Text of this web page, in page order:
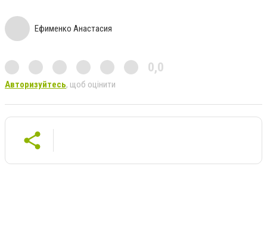
Ефименко Анастасия
0,0
Авторизуйтесь, щоб оцінити